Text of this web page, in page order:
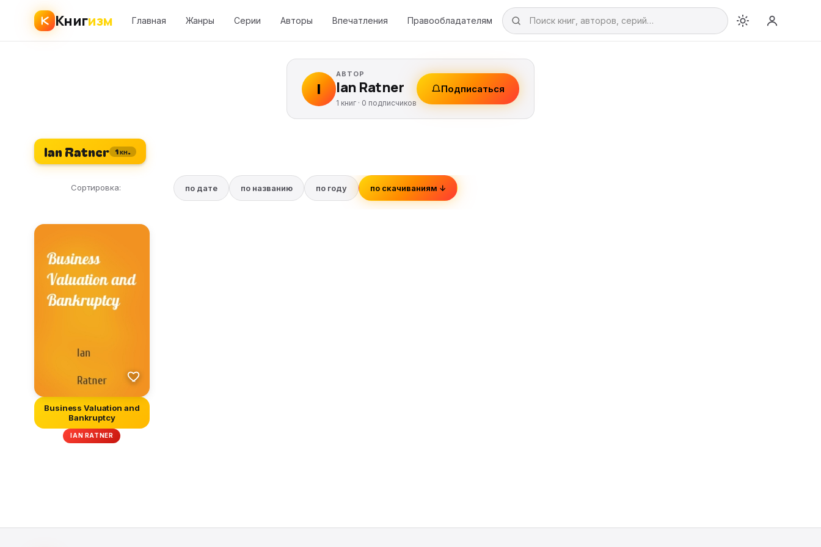
Книгизм Главная Жанры Серии Авторы Впечатления Правообладателям
I
АВТОР
Ian Ratner
1 книг · 0 подписчиков
Подписаться
Ian Ratner 1 кн.
Сортировка: по дате по названию по году по скачиваниям ↓
Business Valuation and
Bankruptcy
IAN RATNER